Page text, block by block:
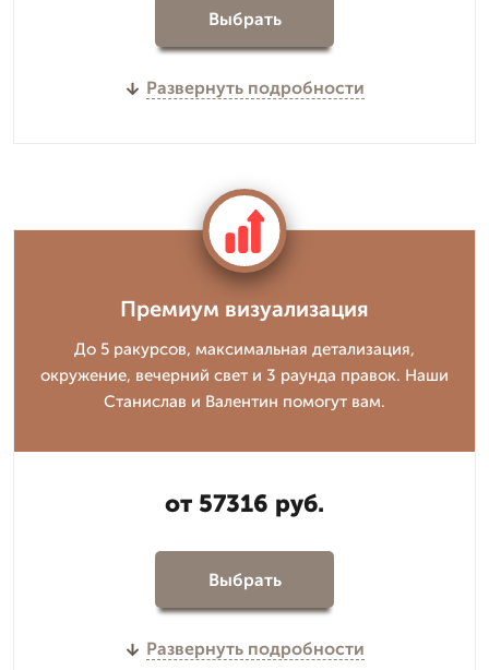
Выбрать
Развернуть подробности
Премиум визуализация
До 5 ракурсов, максимальная детализация,
окружение, вечерний свет и 3 раунда правок. Наши
Станислав и Валентин помогут вам.
от 57316 руб.
Выбрать
Развернуть подробности